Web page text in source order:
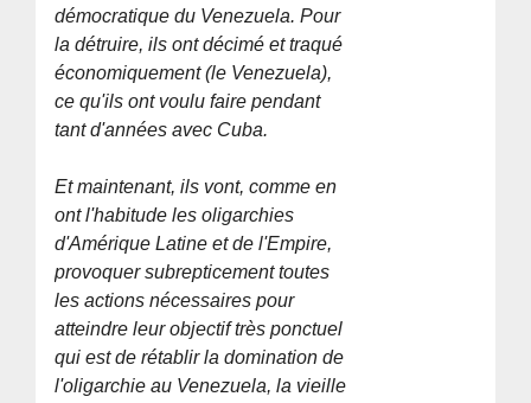
démocratique du Venezuela. Pour
la détruire, ils ont décimé et traqué
économiquement (le Venezuela),
ce qu'ils ont voulu faire pendant
tant d'années avec Cuba.
Et maintenant, ils vont, comme en
ont l'habitude les oligarchies
d'Amérique Latine et de l'Empire,
provoquer subrepticement toutes
les actions nécessaires pour
atteindre leur objectif très ponctuel
qui est de rétablir la domination de
l'oligarchie au Venezuela, la vieille